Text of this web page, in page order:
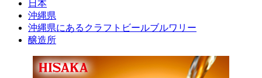
日本
沖縄県
沖縄県にあるクラフトビールブルワリー
醸造所